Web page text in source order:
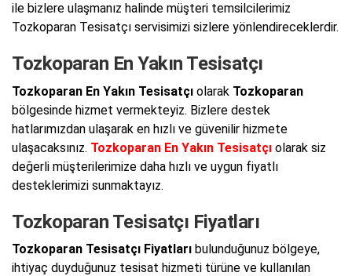
ile bizlere ulaşmanız halinde müşteri temsilcilerimiz
Tozkoparan Tesisatçı servisimizi sizlere yönlendireceklerdir.
Tozkoparan En Yakın Tesisatçı
Tozkoparan En Yakın Tesisatçı olarak Tozkoparan
bölgesinde hizmet vermekteyiz. Bizlere destek
hatlarımızdan ulaşarak en hızlı ve güvenilir hizmete
ulaşacaksınız. Tozkoparan En Yakın Tesisatçı olarak siz
değerli müşterilerimize daha hızlı ve uygun fiyatlı
desteklerimizi sunmaktayız.
Tozkoparan Tesisatçı Fiyatları
Tozkoparan Tesisatçı Fiyatları bulunduğunuz bölgeye,
ihtiyaç duyduğunuz tesisat hizmeti türüne ve kullanılan